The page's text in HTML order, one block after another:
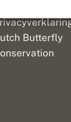
Butterfly